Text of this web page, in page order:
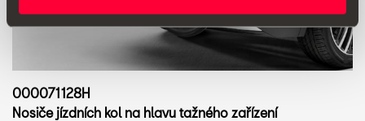
000071128H
Nosiče jízdních kol na hlavu tažného zařízení